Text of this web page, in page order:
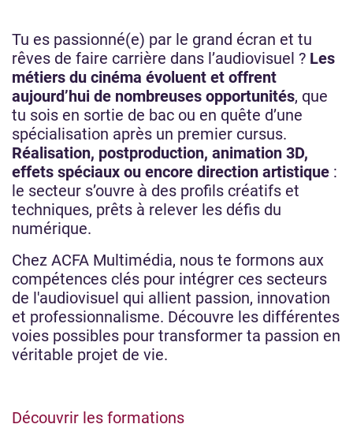
Tu es passionné(e) par le grand écran et tu
rêves de faire carrière dans l’audiovisuel ? Les
métiers du cinéma évoluent et offrent
aujourd’hui de nombreuses opportunités, que
tu sois en sortie de bac ou en quête d’une
spécialisation après un premier cursus.
Réalisation, postproduction, animation 3D,
effets spéciaux ou encore direction artistique :
le secteur s’ouvre à des profils créatifs et
techniques, prêts à relever les défis du
numérique.
Chez ACFA Multimédia, nous te formons aux
compétences clés pour intégrer ces secteurs
de l'audiovisuel qui allient passion, innovation
et professionnalisme. Découvre les différentes
voies possibles pour transformer ta passion en
véritable projet de vie.
Découvrir les formations